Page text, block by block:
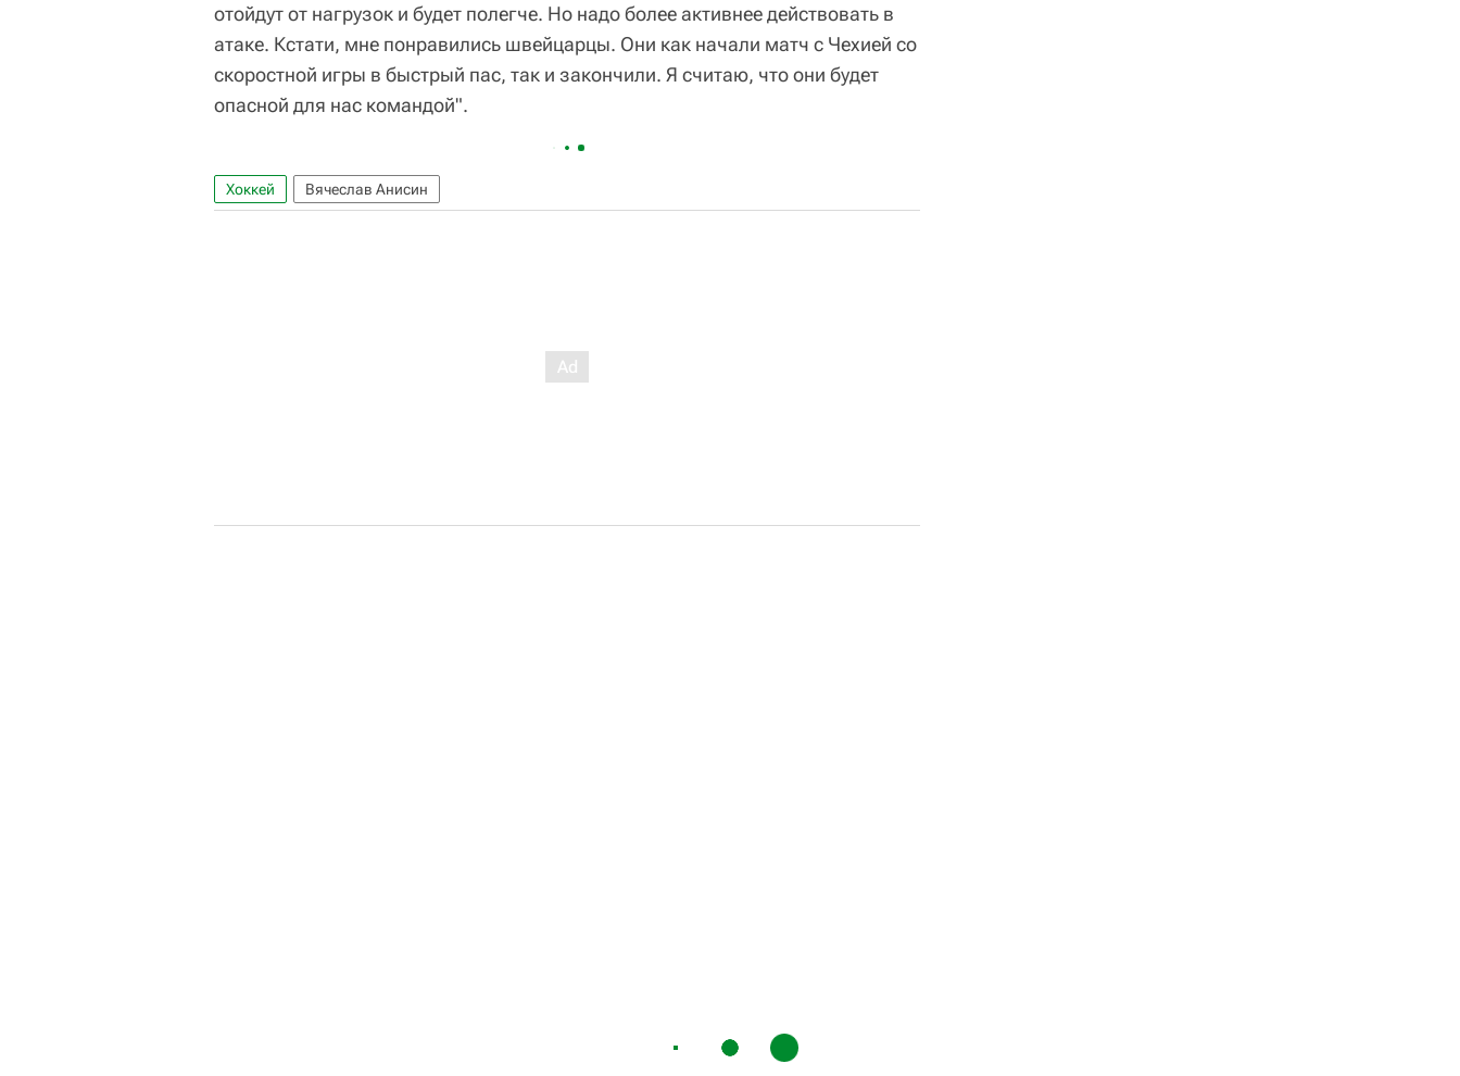
отойдут от нагрузок и будет полегче. Но надо более активнее действовать в
атаке. Кстати, мне понравились швейцарцы. Они как начали матч с Чехией со
скоростной игры в быстрый пас, так и закончили. Я считаю, что они будет
опасной для нас командой".
Хоккей Вячеслав Анисин